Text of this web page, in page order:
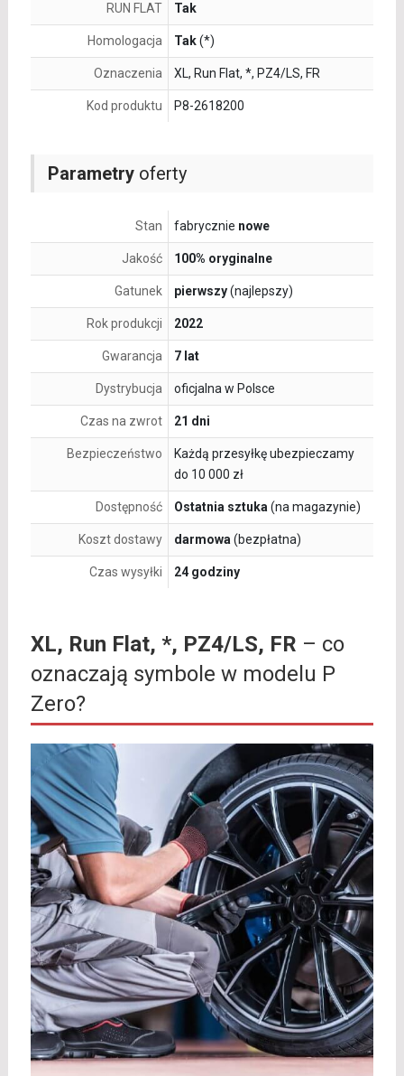
Parametryoferty
Stan fabrycznie nowe
Jakość 100% oryginalne
Gatunek pierwszy(najlepszy)
Rok produkcji 2022
Gwarancja 7 lat
Dystrybucja oficjalna w Polsce
Czas na zwrot 21 dni
Bezpieczeństwo
Każdą przesyłkę ubezpieczamy
do 10 000 zł
Dostępność Ostatnia sztuka (na magazynie)
Koszt dostawy darmowa (bezpłatna)
Czas wysyłki 24 godziny
RUN FLAT Tak
Homologacja Tak(*)
Oznaczenia XL, Run Flat, *, PZ4/LS, FR
Kod produktu P8-2618200
XL, Run Flat, *, PZ4/LS, FR – co
oznaczają symbole w modelu P
Zero?